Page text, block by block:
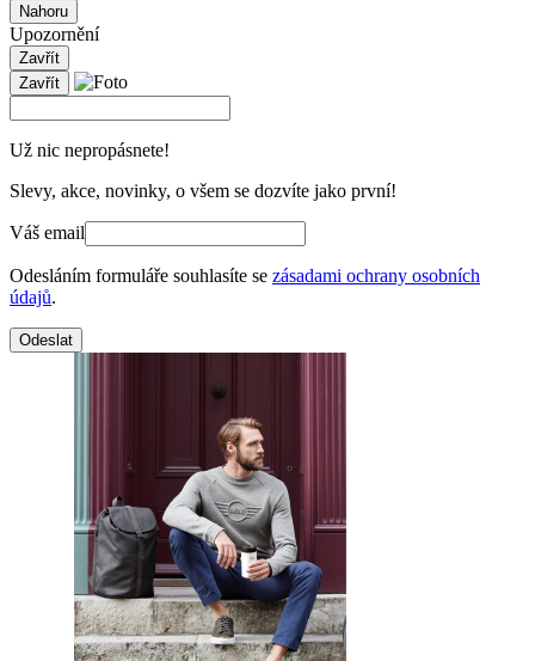
Nahoru
Upozornění
Zavřít
Zavřít
Už nic nepropásnete!
Slevy, akce, novinky, o všem se dozvíte jako první!
Váš email
Odesláním formuláře souhlasíte se zásadami ochrany osobních
údajů.
Odeslat